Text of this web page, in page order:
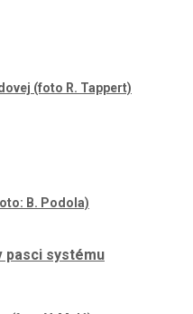
pasci systému